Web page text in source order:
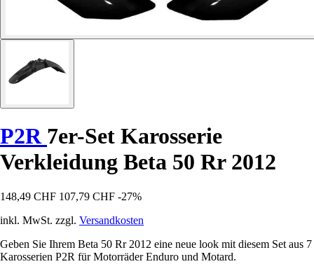
P2R 7er-Set Karosserie
Verkleidung Beta 50 Rr 2012
148,49 CHF 107,79 CHF -27%
inkl. MwSt. zzgl. Versandkosten
Geben Sie Ihrem Beta 50 Rr 2012 eine neue look mit diesem Set aus 7
Karosserien P2R für Motorräder Enduro und Motard.